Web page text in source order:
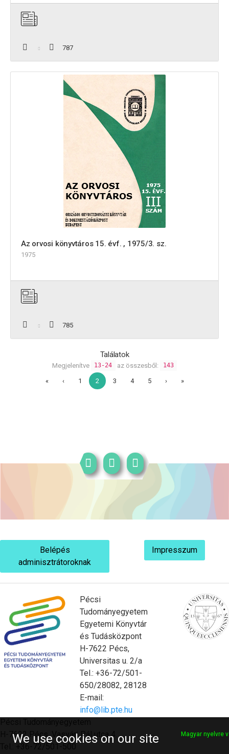
787
Az orvosi könyvtáros 15. évf. , 1975/3. sz.
1975
785
Találatok
Megjelenítve 13-24 az összesből: 143
« ‹ 1 2 3 4 5 › »
Belépés
adminisztrátoroknak
Impresszum
Pécsi
Tudományegyetem
Egyetemi Könyvtár
és Tudásközpont
H-7622 Pécs,
Universitas u. 2/a
Tel.: +36-72/501-
650/28082, 28128
E-mail:
info@lib.pte.hu
H-7622 Pécs, Vasvári Pál utca 4.
We use cookies on our site Magyar nyelvre